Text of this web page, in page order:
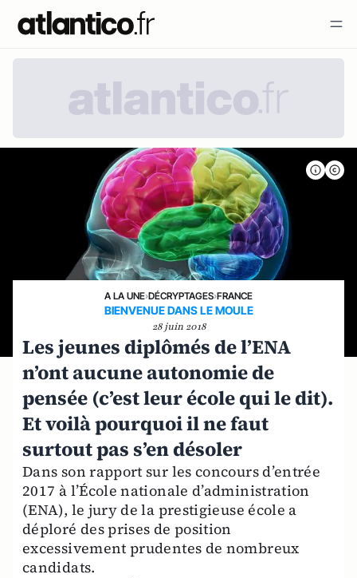
A LA UNE›DÉCRYPTAGES›FRANCE
BIENVENUE DANS LE MOULE
28 juin 2018
Les jeunes diplômés de l’ENA
n’ont aucune autonomie de
pensée (c’est leur école qui le dit).
Et voilà pourquoi il ne faut
surtout pas s’en désoler
Dans son rapport sur les concours d’entrée
2017 à l’École nationale d’administration
(ENA), le jury de la prestigieuse école a
déploré des prises de position
excessivement prudentes de nombreux
candidats.